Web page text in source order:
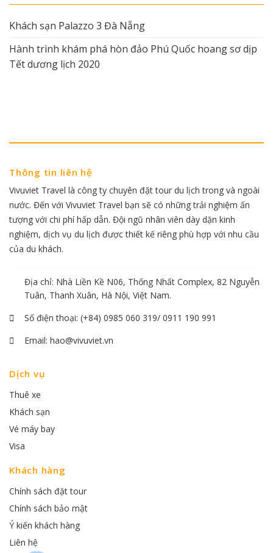
Khách sạn Palazzo 3 Đà Nẵng
Hành trình khám phá hòn đảo Phú Quốc hoang sơ dịp
Tết dương lịch 2020
Thông tin liên hệ
Vivuviet Travel là công ty chuyên đặt tour du lịch trong và ngoài
nước. Đến với Vivuviet Travel bạn sẽ có những trải nghiệm ấn
tượng với chi phí hấp dẫn. Đội ngũ nhân viên dày dặn kinh
nghiệm, dịch vụ du lịch được thiết kế riêng phù hợp với nhu cầu
của du khách.
Địa chỉ: Nhà Liền Kề N06, Thống Nhất Complex, 82 Nguyễn
Tuân, Thanh Xuân, Hà Nội, Việt Nam.
Số điện thoại: (+84) 0985 060 319/ 0911 190 991
Email: hao@vivuviet.vn
Dịch vụ
Thuê xe
Khách sạn
Vé máy bay
Visa
Khách hàng
Chính sách đặt tour
Chính sách bảo mật
Ý kiến khách hàng
Liên hệ